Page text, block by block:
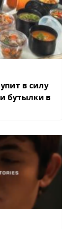
в силу
бутылки в